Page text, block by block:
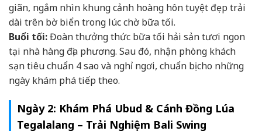
giãn, ngắm nhìn khung cảnh hoàng hôn tuyệt đẹp trải
dài trên bờ biển trong lúc chờ bữa tối.
Buổi tối:Đoàn thưởng thức bữa tối hải sản tươi ngon
tại nhà hàng địa phương. Sau đó, nhận phòng khách
sạn tiêu chuẩn 4 sao và nghỉ ngơi, chuẩn bị cho những
ngày khám phá tiếp theo.
Ngày 2: Khám Phá Ubud & Cánh Đồng Lúa
Tegalalang – Trải Nghiệm Bali Swing